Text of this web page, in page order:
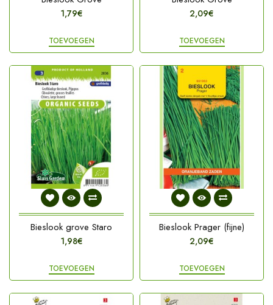
1,79€
TOEVOEGEN
2,09€
TOEVOEGEN
Bieslook grove Staro
1,98€
TOEVOEGEN
Bieslook Prager (fijne)
2,09€
TOEVOEGEN